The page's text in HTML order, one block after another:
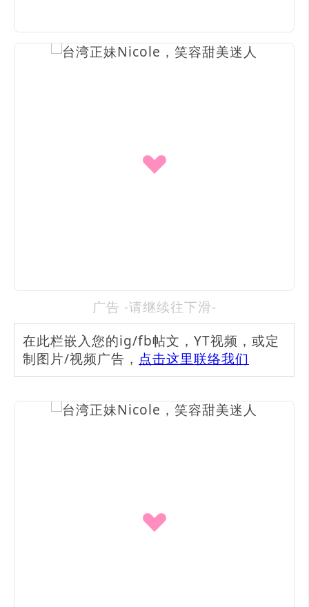
广告 -请继续往下滑-
在此栏嵌入您的ig/fb帖文，YT视频，或定
制图片/视频广告， 点击这里联络我们